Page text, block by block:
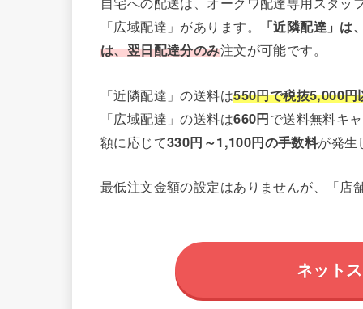
「広域配達」があります。
「近隣配達」は
は、翌日配達分のみ注文が可能です。
「近隣配達」の送料は550円で税抜5,000円
「広域配達」の送料は660円で送料無料キ
額に応じて330円～1,100円の手数料が発生
最低注文金額の設定はありませんが、「
ネット